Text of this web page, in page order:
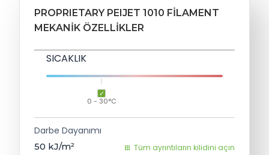
PROPRIETARY PEIJET 1010 FILAMENT
MEKANIK ÖZELLIKLER
SICAKLIK
0 - 30°C
Darbe Dayanımı
50 kJ/m² Tüm ayrıntıların kilidini açın